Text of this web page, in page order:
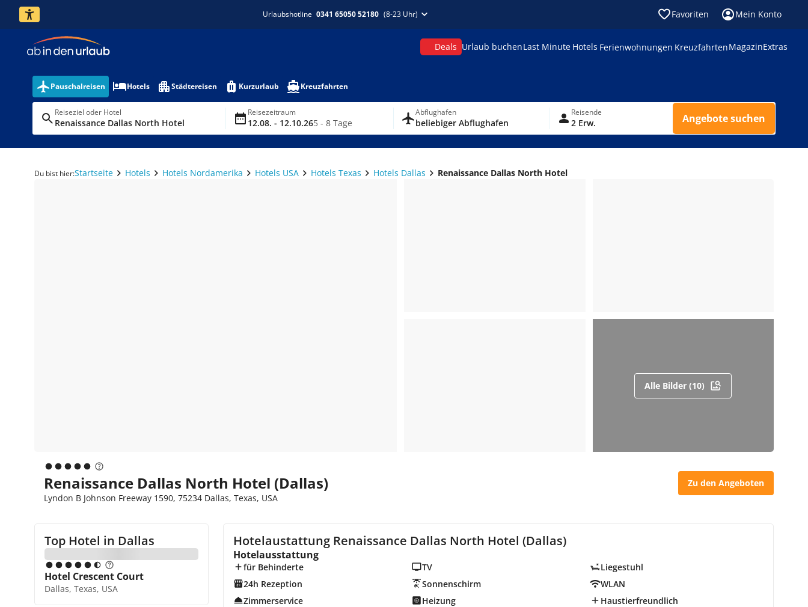
Urlaubshotline 0341 65050 52180 (8-23 Uhr) Favoriten Mein Konto
Deals Urlaub buchenLast Minute Hotels Ferienwohnungen KreuzfahrtenMagazinExtras
Pauschalreisen Hotels Städtereisen Kurzurlaub Kreuzfahrten
Reiseziel oder Hotel
Renaissance Dallas North Hotel
Reisezeitraum
12.08. - 12.10.265 - 8 Tage
Abflughafen
beliebiger Abflughafen
Reisende
2 Erw. Angebote suchen
Du bist hier:Startseite Hotels Hotels Nordamerika Hotels USA Hotels Texas Hotels Dallas Renaissance Dallas North Hotel
Alle Bilder (10)
Renaissance Dallas North Hotel (Dallas)
Lyndon B Johnson Freeway 1590, 75234 Dallas, Texas, USA
Zu den Angeboten
Top Hotel in Dallas
Hotel Crescent Court
Dallas, Texas, USA
Hotelaustattung Renaissance Dallas North Hotel (Dallas)
Hotelausstattung
für Behinderte TV
Liegestuhl
24h Rezeption
Sonnenschirm
WLAN
Zimmerservice
Heizung
Haustierfreundlich